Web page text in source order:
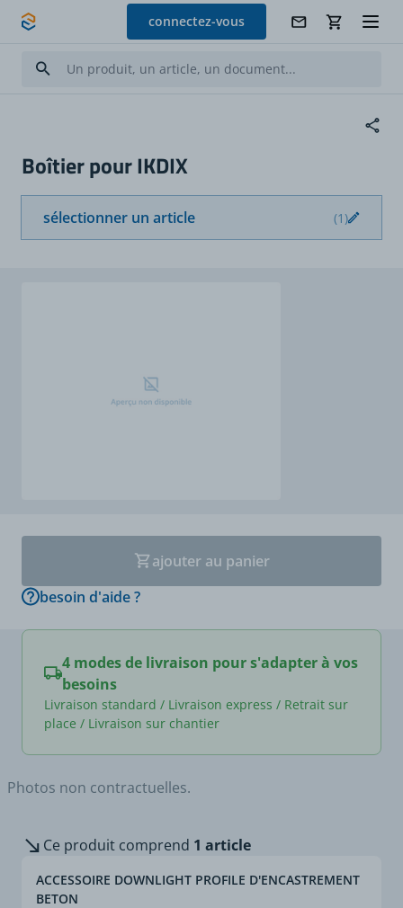
Allez au contenu
connectez-vous
Photos non contractuelles.
Boîtier pour IKDIX
sélectionner un article (1)
ajouter au panier
besoin d'aide ?
4 modes de livraison pour s'adapter à vos
besoins
Livraison standard / Livraison express / Retrait sur
place / Livraison sur chantier
Ce produit comprend 1 article
ACCESSOIRE DOWNLIGHT PROFILE D'ENCASTREMENT
BETON